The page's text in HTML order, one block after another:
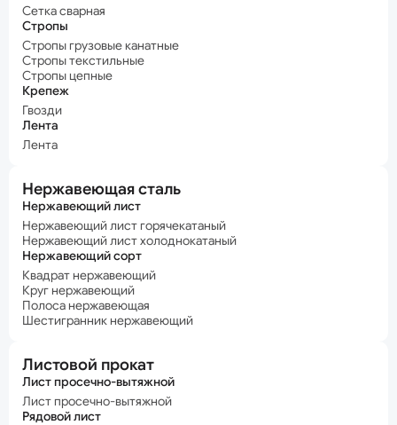
Сетка сварная
Стропы
Стропы грузовые канатные
Стропы текстильные
Стропы цепные
Крепеж
Гвозди
Лента
Лента
Нержавеющая сталь
Нержавеющий лист
Нержавеющий лист горячекатаный
Нержавеющий лист холоднокатаный
Нержавеющий сорт
Квадрат нержавеющий
Круг нержавеющий
Полоса нержавеющая
Шестигранник нержавеющий
Листовой прокат
Лист просечно-вытяжной
Лист просечно-вытяжной
Рядовой лист